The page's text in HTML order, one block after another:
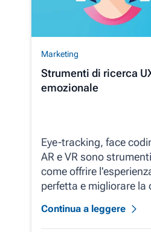
Marketing
Strumenti di ricerca
emozionale
Eye-tracking, face
AR e VR sono
come offrire
perfetta e migliorare la
Continua a leggere